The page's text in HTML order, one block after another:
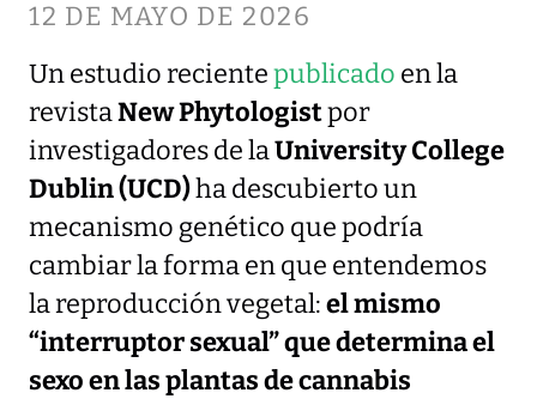
12 DE MAYO DE 2026
Un estudio recientepublicado en la
revistaNew Phytologistpor
investigadores de laUniversity College
Dublin (UCD)ha descubierto un
mecanismo genético que podría
cambiar la forma en que entendemos
la reproducción vegetal:el mismo
“interruptor sexual” que determina el
sexo en las plantas de cannabis